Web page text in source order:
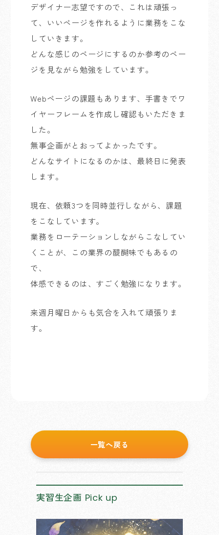
デザイナー志望ですので、これは頑張っ
て、いいページを作れるように業務をこな
していきます。
どんな感じのページにするのか参考のペー
ジを見ながら勉強をしています。
Webページの課題もあります、手書きでワ
イヤーフレームを作成し確認もいただきま
した。
無事企画がとおってよかったです。
どんなサイトになるのかは、最終日に発表
します。
現在、依頼3つを同時並行しながら、課題
をこなしています。
業務をローテーションしながらこなしてい
くことが、この業界の醍醐味でもあるの
で、
体感できるのは、すごく勉強になります。
来週月曜日からも気合を入れて頑張りま
す。
一覧へ戻る
実習生企画 Pick up